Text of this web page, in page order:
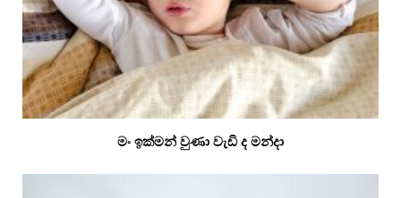
මං ඉක්මන් වුණා වැඩි ද මන්දා